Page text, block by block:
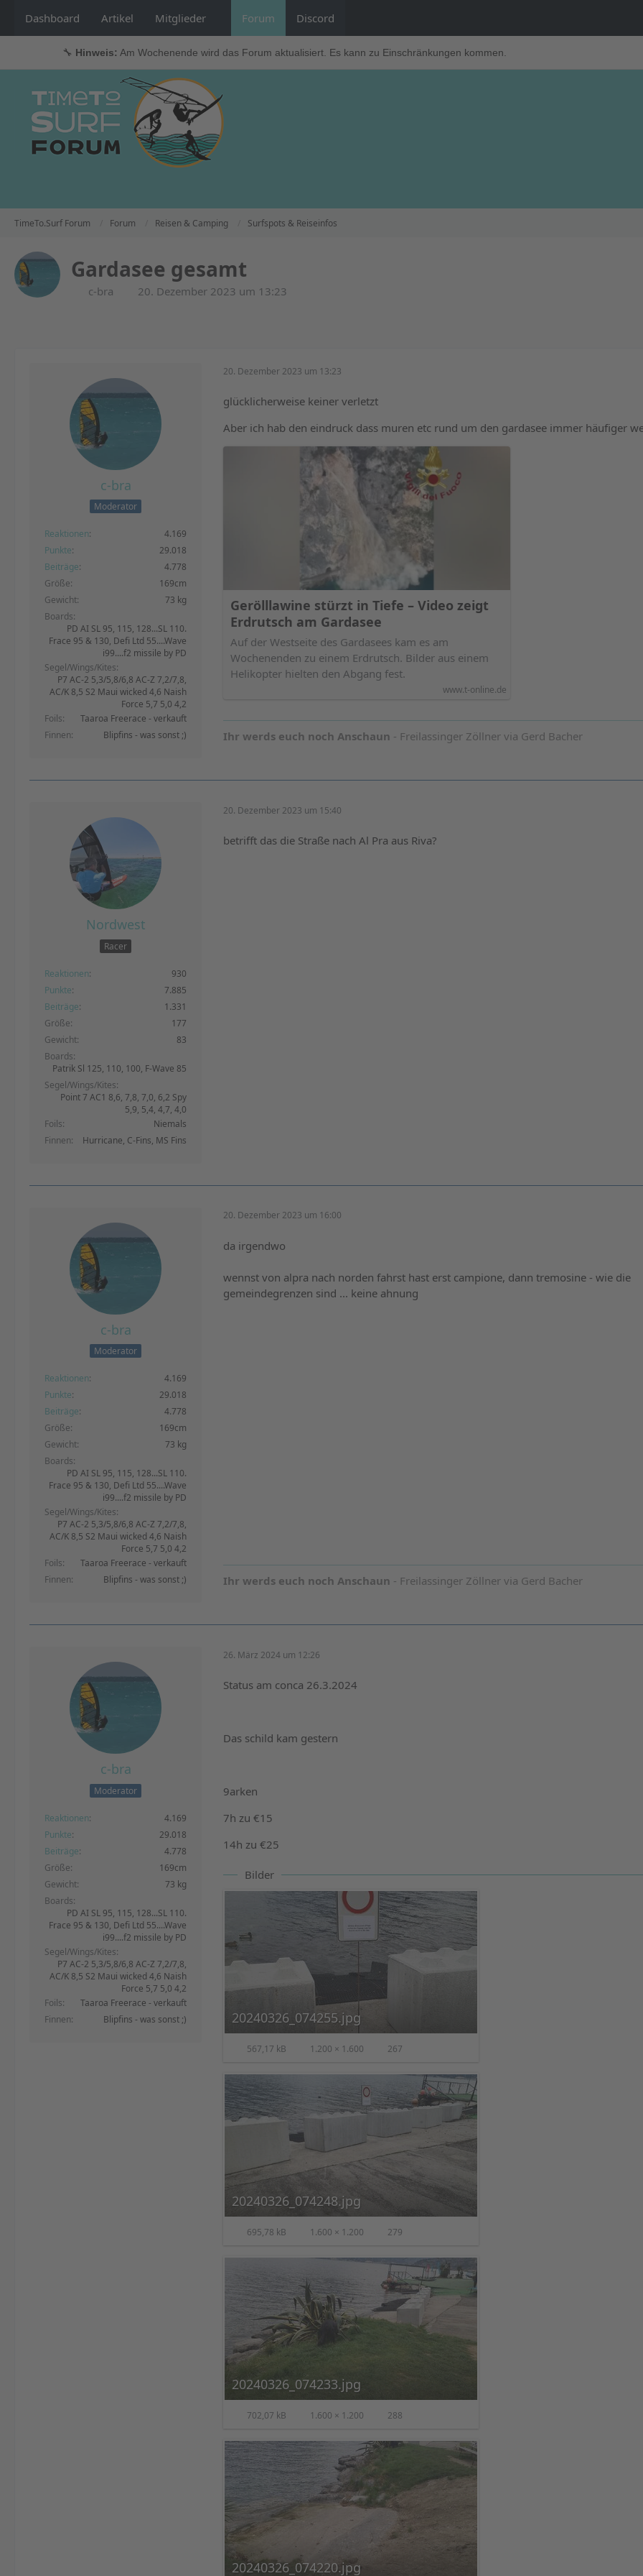
🔧 Hinweis: Am Wochenende wird das Forum aktualisiert. Es kann zu Einschränkungen kommen.
Dashboard Artikel Mitglieder Forum Discord
TimeTo.Surf Forum Forum Reisen & Camping Surfspots & Reiseinfos
Gardasee gesamt
c-bra 20. Dezember 2023 um 13:23
c-bra
Moderator
Reaktionen
4.169
Punkte
29.018
Beiträge
4.778
Größe
169cm
Gewicht
73 kg
Boards
PD AI SL 95, 115, 128...SL 110.
Frace 95 & 130, Defi Ltd 55....Wave
i99....f2 missile by PD
Segel/Wings/Kites
P7 AC-2 5,3/5,8/6,8 AC-Z 7,2/7,8,
AC/K 8,5 S2 Maui wicked 4,6 Naish
Force 5,7 5,0 4,2
Foils
Taaroa Freerace - verkauft
Finnen
Blipfins - was sonst ;)
20. Dezember 2023 um 13:23
glücklicherweise keiner verletzt
Aber ich hab den eindruck dass muren etc rund um den gardasee immer häufiger
Gerölllawine stürzt in Tiefe – Video zeigt
Erdrutsch am Gardasee
Auf der Westseite des Gardasees kam es am
Wochenenden zu einem Erdrutsch. Bilder aus einem
Helikopter hielten den Abgang fest.
www.t-online.de
Ihr werds euch noch Anschaun - Freilassinger Zöllner via Gerd Bacher
Nordwest
Racer
Reaktionen
930
Punkte
7.885
Beiträge
1.331
Größe
177
Gewicht
83
Boards
Patrik Sl 125, 110, 100, F-Wave 85
Segel/Wings/Kites
Point 7 AC1 8,6, 7,8, 7,0, 6,2 Spy
5,9, 5,4, 4,7, 4,0
Foils
Niemals
Finnen
Hurricane, C-Fins, MS Fins
20. Dezember 2023 um 15:40
betrifft das die Straße nach Al Pra aus Riva?
c-bra
Moderator
Reaktionen
4.169
Punkte
29.018
Beiträge
4.778
Größe
169cm
Gewicht
73 kg
Boards
PD AI SL 95, 115, 128...SL 110.
Frace 95 & 130, Defi Ltd 55....Wave
i99....f2 missile by PD
Segel/Wings/Kites
P7 AC-2 5,3/5,8/6,8 AC-Z 7,2/7,8,
AC/K 8,5 S2 Maui wicked 4,6 Naish
Force 5,7 5,0 4,2
Foils
Taaroa Freerace - verkauft
Finnen
Blipfins - was sonst ;)
20. Dezember 2023 um 16:00
da irgendwo
wennst von alpra nach norden fahrst hast erst campione, dann tremosine - wie die
gemeindegrenzen sind ... keine ahnung
Ihr werds euch noch Anschaun - Freilassinger Zöllner via Gerd Bacher
c-bra
Moderator
Reaktionen
4.169
Punkte
29.018
Beiträge
4.778
Größe
169cm
Gewicht
73 kg
Boards
PD AI SL 95, 115, 128...SL 110.
Frace 95 & 130, Defi Ltd 55....Wave
i99....f2 missile by PD
Segel/Wings/Kites
P7 AC-2 5,3/5,8/6,8 AC-Z 7,2/7,8,
AC/K 8,5 S2 Maui wicked 4,6 Naish
Force 5,7 5,0 4,2
Foils
Taaroa Freerace - verkauft
Finnen
Blipfins - was sonst ;)
26. März 2024 um 12:26
Status am conca 26.3.2024
Das schild kam gestern
9arken
7h zu €15
14h zu €25
Bilder
20240326_074255.jpg
567,17 kB 1.200 × 1.600 267
20240326_074248.jpg
695,78 kB 1.600 × 1.200 279
20240326_074233.jpg
702,07 kB 1.600 × 1.200 288
20240326_074220.jpg